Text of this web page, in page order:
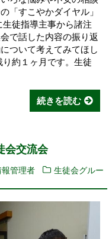
「すこやかダイヤル」
徒指導主事から諸注
で話した内容の振り返
ついて考えてみてほし
約１ヶ月です。生徒
続きを読む
会交流会
管理者
生徒会グルー